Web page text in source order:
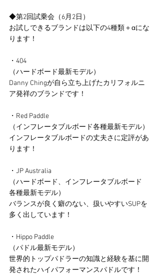
◆第2回試乗会（6月2日）
お試しできるブランドは以下の4種類＋αにな
ります！
・404
（ハードボード最新モデル）
Danny Chingが自ら立ち上げたカリフォルニ
ア発祥のブランドです！
・Red Paddle
（インフレータブルボード各種最新モデル）
インフレータブルボードの丈夫さに定評があ
ります！
・JP Australia
（ハードボード、インフレータブルボード
各種最新モデル）
バランスが良く癖のない、扱いやすいSUPを
多く出しています！
・Hippo Paddle
（パドル最新モデル）
世界的トップパドラーの知識と経験を基に開
発されたハイパフォーマンスパドルです！